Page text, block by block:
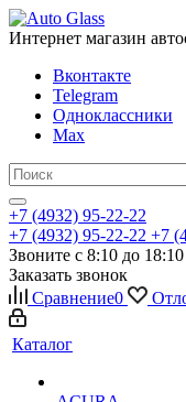
Интернет магазин
Вконтакте
Telegram
Одноклассники
Max
+7 (4932) 95-22-22
+7 (4932) 95-22-22 +7
Звоните с 8:10 до 18:10
Заказать звонок
Сравнение0
Каталог